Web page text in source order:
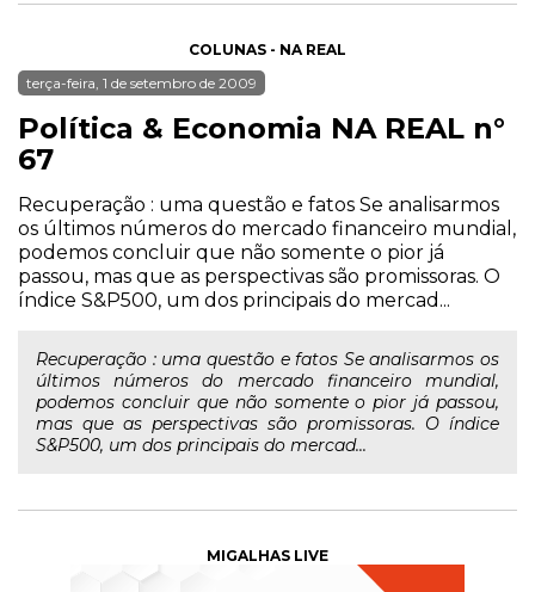
COLUNAS - NA REAL
terça-feira, 1 de setembro de 2009
Política & Economia NA REAL n°
67
Recuperação : uma questão e fatos Se analisarmos
os últimos números do mercado financeiro mundial,
podemos concluir que não somente o pior já
passou, mas que as perspectivas são promissoras. O
índice S&P500, um dos principais do mercad...
Recuperação : uma questão e fatos Se analisarmos os
últimos números do mercado financeiro mundial,
podemos concluir que não somente o pior já passou,
mas que as perspectivas são promissoras. O índice
S&P500, um dos principais do mercad...
MIGALHAS LIVE